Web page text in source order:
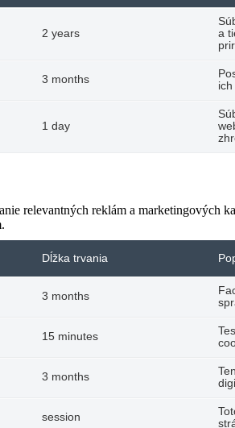
2 years
a
3 months
ich
1 day
relevantných reklám a
Dĺžka trvania
3 months
15 minutes
3 months
session